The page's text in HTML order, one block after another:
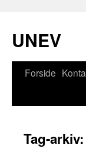
UNEV
Forside
Tag-arkiv: